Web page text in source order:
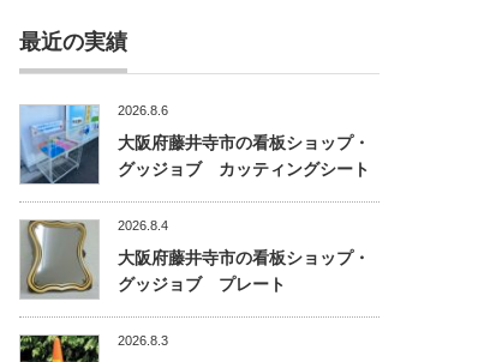
最近の実績
2026.8.6
大阪府藤井寺市の看板ショップ・
グッジョブ カッティングシート
2026.8.4
大阪府藤井寺市の看板ショップ・
グッジョブ プレート
2026.8.3